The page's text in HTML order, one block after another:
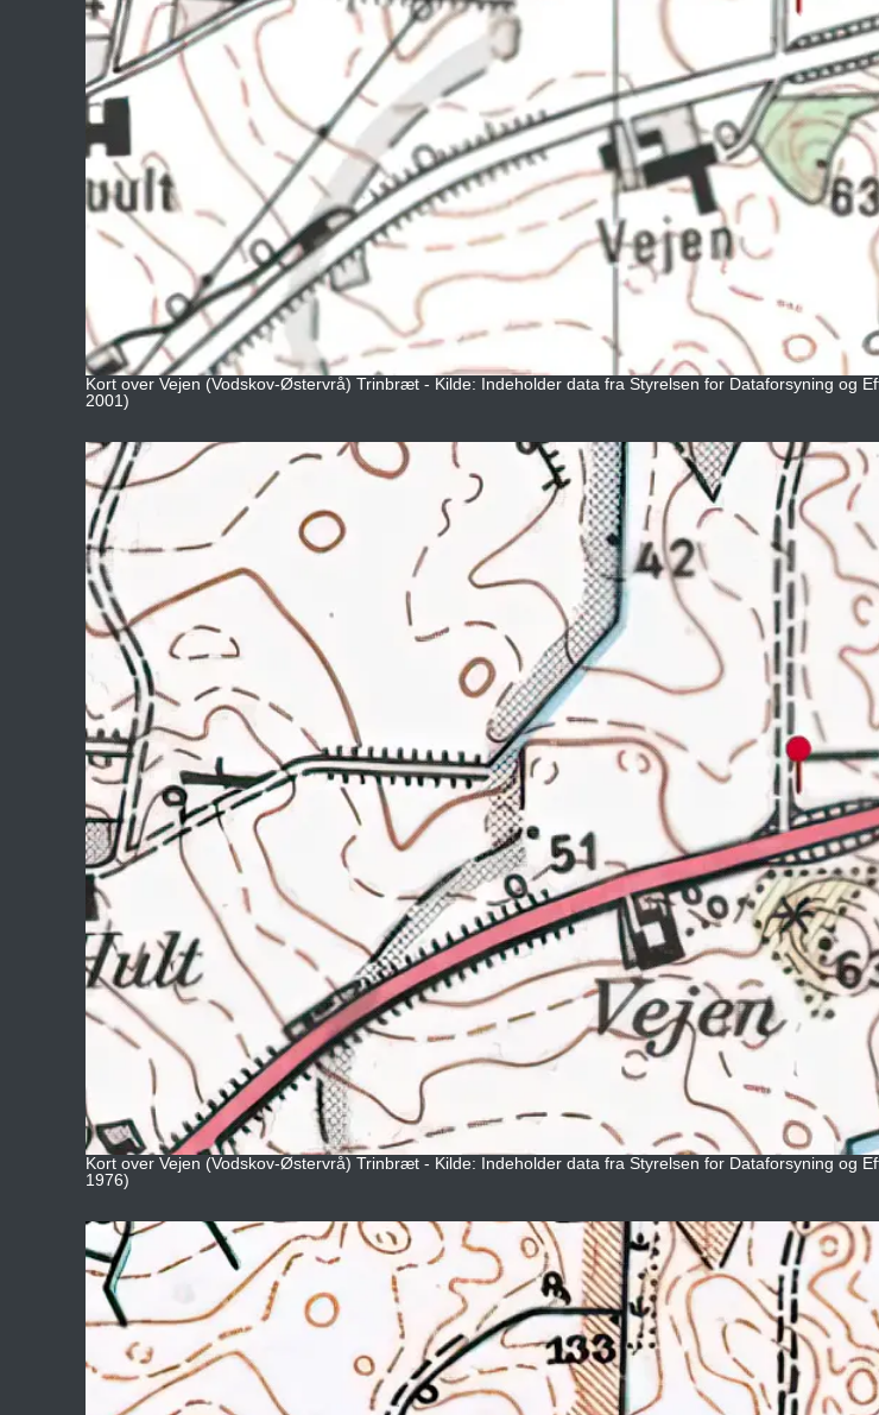
Kort over Vejen (Vodskov-Østervrå) Trinbræt - Kilde: Indeholder data fra Styrelsen for Dataforsyning og
2001)
Kort over Vejen (Vodskov-Østervrå) Trinbræt - Kilde: Indeholder data fra Styrelsen for Dataforsyning og
1976)